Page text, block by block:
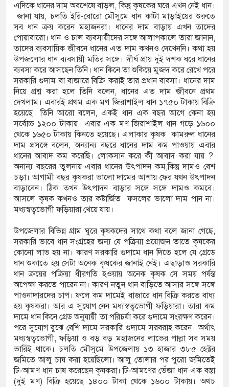
এদিকে ধানের দাম অবশেষে বাড়ল, কিন্তু কৃষকের ঘরে এখন নেই ধান।
জানা যায়, চলতি ইরি-বোরো মৌসুমে ধান কাটা মাড়াইয়ের শুরুতে
সব ধান ক্রয় করেন মহাজনরা। ধানের দাম বাড়ায় এখন তাদের
পোয়াবারো। ধান ও চাল ব্যবসায়ীদের সঙ্গে আলাপকালে তারা জানান,
তাদের ব্যবসায়িক জীবনে ধানের এত দাম কখনও দেখেননি। কথা হয়
উপজলোর ধান ব্যবসায়ী মতির সঙ্গে। দীর্ঘ প্রায় দুই দশক ধরে ধানের
ব্যবসা করে আসছেন তিনি। ধান কিনে তা শুকিয়ে মুজদ করে রেখে পরে
সরকারি গুদাম বা বাজারে বিক্রি করাই তার প্রধান বাবসা। ধানের দাম
নিয়ে প্রশ্ন করা হলে তিনি বলেন, ধানের এত দাম জীবনে প্রথম
দেখলাম। এবারই প্রথম এক মণ জিরাশাইল ধান ১৭৫০ টাকায় বিক্রি
হয়েছে। তিনি আরো বলেন, একই ধান এক বছর আগে কেনা হয়
সর্বোচ্চ ১২০০ টাকায়। এবার এক মণ জিরাশাইল ধান গড়ে ১৬০০
থেকে ১৬৫০ টাকায় কিনতে হয়েছে। এলাকার কৃষক কামরুল ধানের
দাম প্রসঙ্গে বলেন, অন্যান্য বছরে ধানের দাম কম পাওয়ায় এবার
ধানের আবাদ কম করেছি। লোকসান করে কী আবাদ করা যায় ?
অনান্য বছরের তুলনায় এবার ধানের উৎপাদন কম,কিন্তু দামও বেশ
চড়া। আগামী বছর কৃষকরা ভালো দামের আশায় ফের যথন উৎপাদন
বাড়াবেন। ঠিক তখন উৎপাদন বাড়ার সঙ্গে সঙ্গে দামও কমবে।
আসলে কৃষক কখনও তার কষ্টার্জিত ফসলের ভালো দাম পান না।
মধ্যস্বত্বভোগী ফড়িয়ারা খেয়ে যায়।
উপজেলার বিভিন্ন গ্রাম ঘুরে কৃষকদের সাথে কথা বলে জানা গেছে,
সরকারি ভাবে ধান সংগ্রহের জন্য যে পক্রিয়া প্রয়োজন তাতে কৃষকের
কোনো লাভ হয় না। কারণ সরকারি গুদামে ধান দিতে হলে যে গ্রেডে
ধান শুকাতে হয় সেটা অনেক কৃষকের জানাই নেই। এছাড়াও সরকারি
ধান ক্রয়ের পক্রিয়া ধীরগতি হওয়ায় অনেক কৃষক সে সময় পর্যন্ত
অপেক্ষা করতে পারেন না। কারণ নতুন ধান বাড়িতে আসার সঙ্গে সঙ্গে
পাওনাদারদের চাপ। ফলে কম দামেই বাজারে ধান বিক্রি করতে বাধ্য
হয় কৃষকরা। আর এ সুযোগ নেন মধ্যস্বত্বভোগী ফড়িয়ারা। তারা কম
দামে ধান কিনে গ্রেড অনুযায়ী তা পরিচর্যা করে গুদামে সংরক্ষণ করেন।
পরে সুযোগ বুঝে বেশি দামে সরকারি গুদামে সরবরাহ করেন। অর্থাৎ
মধ্যস্বত্বভোগী, ফড়িয়া ও বড় বড় মহাজনের লাভের পাল্লা সব সময়
ভারিই থাকে। চলতি মৌসুমে উপজেলায় ১৩ হাজার ৩৮৫ হেক্টর
জমিতে আলু চাষ করা হয়েছিলো। আলু তোলার পর পুরো জমিতেই
টি-আমণ ধান চাষ করেছেন কৃষকরা। টি-আমণের ভেঁজা ধান এক বস্তা
(দুই মণ) বিক্রি হয়েছে ১৪০০ টাকা থেকে ১৬০০ টাকায়। অথচ